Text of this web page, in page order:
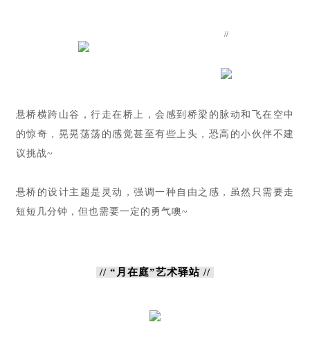
//
悬桥横跨山谷，行走在桥上，会感到桥梁的脉动和飞在空中
的惊奇，晃晃荡荡的感觉甚至有些上头，恐高的小伙伴不建
议挑战~
悬桥的设计主题是灵动，强调一种自由之感，虽然只需要走
短短几分钟，但也需要一定的勇气噢~
// “月在庭”艺术驿站 //